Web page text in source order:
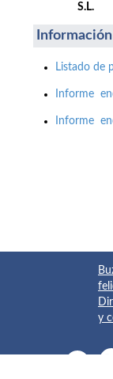
S.L.
Información
Listado de
Informe
Informe
y